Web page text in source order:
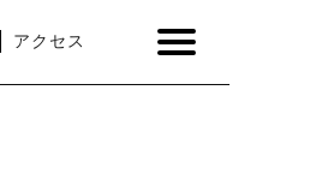
アクセス